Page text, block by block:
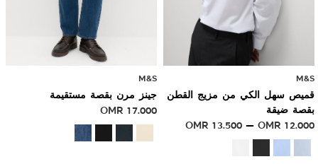
M&S
قميص سهل الكي من مزيج القطن
بقصة ضيقة
OMR 12.000
OMR 13.500
M&S
جينز مرن بقصة مستقيمة
OMR 17.000